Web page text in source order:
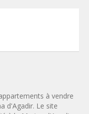
à vendre
d'Agadir. Le site